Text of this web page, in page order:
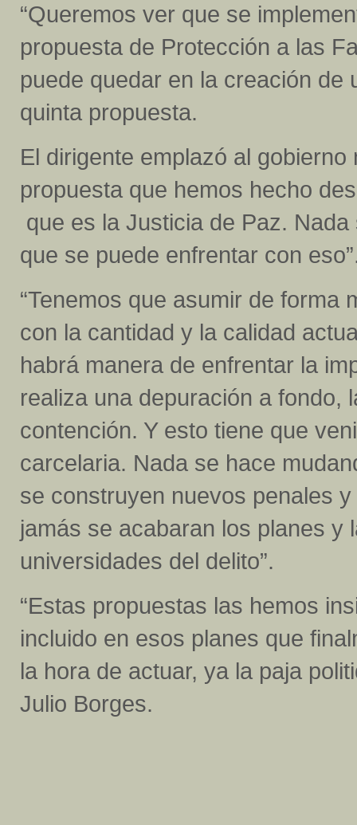
“Queremos ver que se
propuesta de Protección a las
puede quedar en la creación de
quinta propuesta.
El dirigente emplazó al
propuesta que hemos hecho
que es la Justicia de Paz.
que se puede enfrentar con
“Tenemos que asumir de forma
con la cantidad y la calidad
habrá manera de enfrentar la
realiza una depuración a fondo,
contención. Y esto tiene que
carcelaria. Nada se hace
se construyen nuevos penales
jamás se acabaran los planes y
universidades del delito”.
“Estas propuestas las hemos
incluido en esos planes que
la hora de actuar, ya la paja
Julio Borges.